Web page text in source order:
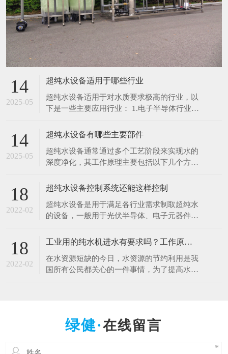
14
2025-05
超纯水设备适用于哪些行业
超纯水设备适用于对水质要求极高的行业，以
下是一些主要应用行业： 1.电子半导体行业：
于清洗硅片、光刻、蚀刻等工艺。例如，芯片
制造中，需要使用超纯水将硅片表面的杂质清
洗干净，以确保芯片的性能和良品率。哪怕是
极其微量的杂质，都可能导致芯片电路短路或
14
2025-05
超纯水设备有哪些主要部件
超纯水设备通常通过多个工艺阶段来实现水的
深度净化，其工作原理主要包括以下几个方
等设备，通过不同粒径的石英砂、无烟煤等介
质、悬浮物等，降低水的浊度，保护后续设备
免受颗粒物质的磨损和堵塞。 2.活性炭吸附：
18
2022-02
超纯水设备控制系统还能这样控制
超纯水设备是用于满足各行业需求制取超纯水
的设备，一般用于光伏半导体、电子元器件、
制系统是十分的重要，控制着整一套超纯水设
纯水设备控制系统采用全自动PLC人机界面控
制对水处理系统进行自动监测控制，可进行自
18
2022-02
工业用的纯水机进水有要求吗？工作原理什么？
在水资源短缺的今日，水资源的节约利用是我
国所有公民都关心的一件事情，为了提高水资
备根据进水的原水质以及出水的水质要求不一
在线留言